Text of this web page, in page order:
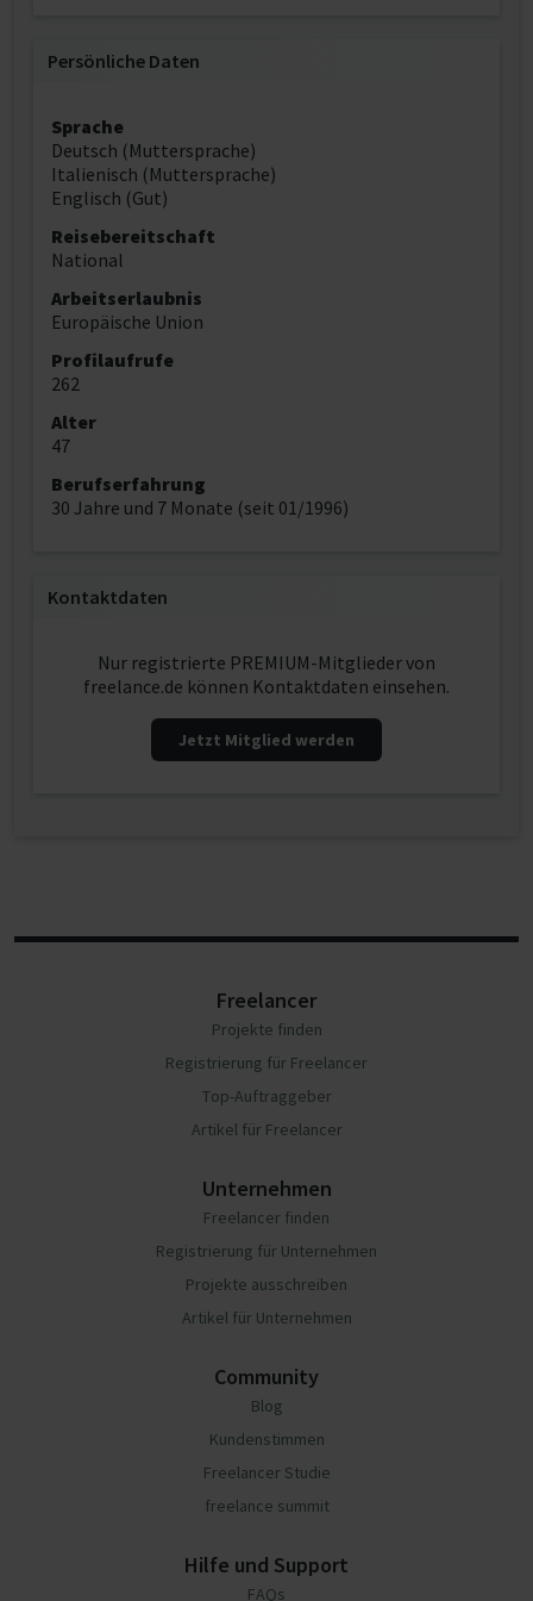
Persönliche Daten
Sprache
Deutsch (Muttersprache)
Italienisch (Muttersprache)
Englisch (Gut)
Reisebereitschaft
National
Arbeitserlaubnis
Europäische Union
Profilaufrufe
262
Alter
47
Berufserfahrung
30 Jahre und 7 Monate (seit 01/1996)
Kontaktdaten
Nur registrierte PREMIUM-Mitglieder von
freelance.de können Kontaktdaten einsehen.
Jetzt Mitglied werden
Freelancer
Projekte finden
Registrierung für Freelancer
Top-Auftraggeber
Artikel für Freelancer
Unternehmen
Freelancer finden
Registrierung für Unternehmen
Projekte ausschreiben
Artikel für Unternehmen
Community
Blog
Kundenstimmen
Freelancer Studie
freelance summit
Hilfe und Support
FAQs